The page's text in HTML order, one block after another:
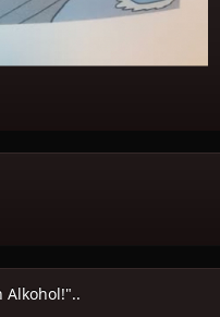
Alkohol!"..